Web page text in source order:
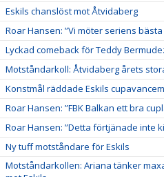
Eskils chanslöst mot Åtvidaberg
Roar Hansen: ”Vi möter seriens
Lyckad comeback för Teddy
Motståndarkoll: Åtvidaberg årets
Konstmål räddade Eskils
Roar Hansen: ”FBK Balkan ett bra
Roar Hansen: ”Detta förtjänade inte
Ny tuff motståndare för Eskils
Motståndarkollen: Ariana tänker